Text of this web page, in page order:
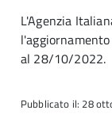
L'Agenzia
al 28/10/2022.
Pubblicato il: 28